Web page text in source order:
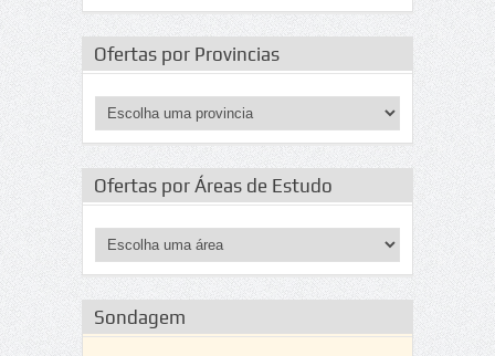
Ofertas por Provincias
Ofertas por Áreas de Estudo
Sondagem